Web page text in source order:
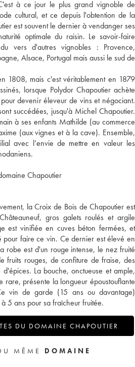
à ce jour le plus grand vignoble de
cultural, et ce depuis l'obtention de la
est souvent le dernier à vendanger ses
optimale du raisin. Le savoir-faire
vers d'autres vignobles : Provence,
Alsace, Portugal mais aussi le sud de
1808, mais c'est véritablement en 1879
lorsque Polydor Chapoutier achète
devenir éleveur de vins et négociant.
succédées, jusqu'à Michel Chapoutier.
à ses enfants Mathilde (au commerce
(aux vignes et à la cave). Ensemble,
avec l’envie de mettre en valeur les
Chapoutier
la Croix de Bois de Chapoutier est
gros galets roulés et argile
est vinifiée en cuves béton fermées, et
pour faire ce vin. Ce dernier est élevé en
robe est d'un rouge intense, le nez fruité
fruits rouges, de confiture de fraise, des
La bouche, onctueuse et ample,
rare, présente la longueur époustouflante
vin de garde (15 ans ou davantage)
5 ans pour sa fraîcheur fruitée.
DU DOMAINE CHAPOUTIER
MÊME DOMAINE